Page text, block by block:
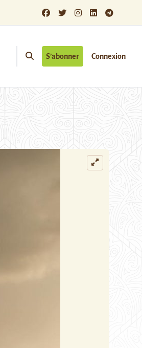
S’abonner Connexion